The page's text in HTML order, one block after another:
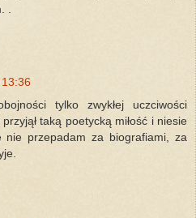
tylko zwykłej uczciwości
taką poetycką miłość i niesie
przepadam za biografiami, za